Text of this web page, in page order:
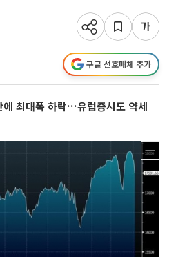
구글 선호매체 추가
최대폭 하락…유럽증시도 약세